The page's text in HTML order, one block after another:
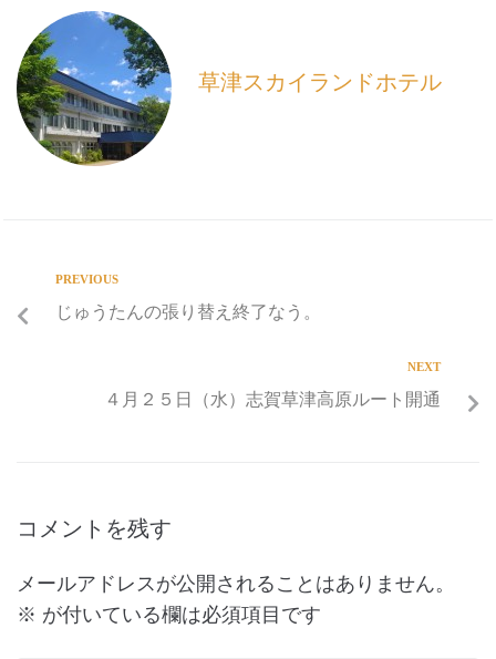
o
o
k
草津スカイランドホテル
PREVIOUS
じゅうたんの張り替え終了なう。
NEXT
４月２５日（水）志賀草津高原ルート開通
コメントを残す
メールアドレスが公開されることはありません。
※ が付いている欄は必須項目です